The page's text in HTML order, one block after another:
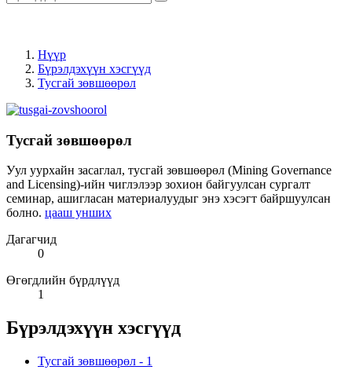
Нүүр
Бүрэлдэхүүн хэсгүүд
Тусгай зөвшөөрөл
Тусгай зөвшөөрөл
Уул уурхайн засаглал, тусгай зөвшөөрөл (Mining Governance
and Licensing)-ийн чиглэлээр зохион байгуулсан сургалт
семинар, ашигласан материалуудыг энэ хэсэгт байршуулсан
болно. цааш унших
Дагагчид
0
Өгөгдлийн бүрдлүүд
1
Бүрэлдэхүүн хэсгүүд
Тусгай зөвшөөрөл - 1